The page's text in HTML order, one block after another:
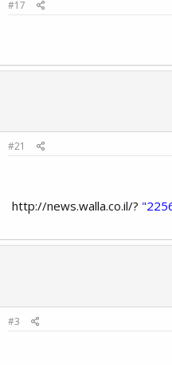
#17
#21
http://news.walla.co.il/?
#3